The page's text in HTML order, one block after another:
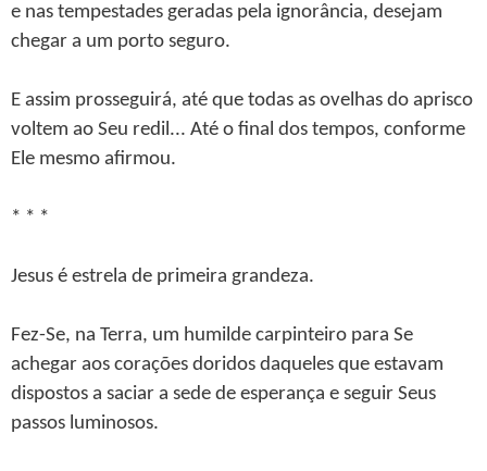
e nas tempestades geradas pela ignorância, desejam
chegar a um porto seguro.
E assim prosseguirá, até que todas as ovelhas do aprisco
voltem ao Seu redil... Até o final dos tempos, conforme
Ele mesmo afirmou.
* * *
Jesus é estrela de primeira grandeza.
Fez-Se, na Terra, um humilde carpinteiro para Se
achegar aos corações doridos daqueles que estavam
dispostos a saciar a sede de esperança e seguir Seus
passos luminosos.